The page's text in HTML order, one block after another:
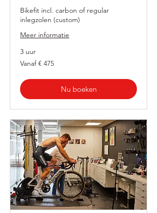
Bikefit incl. carbon of regular
inlegzolen (custom)
Meer informatie
3 uur
Vanaf
475
Vanaf € 475
Nu boeken